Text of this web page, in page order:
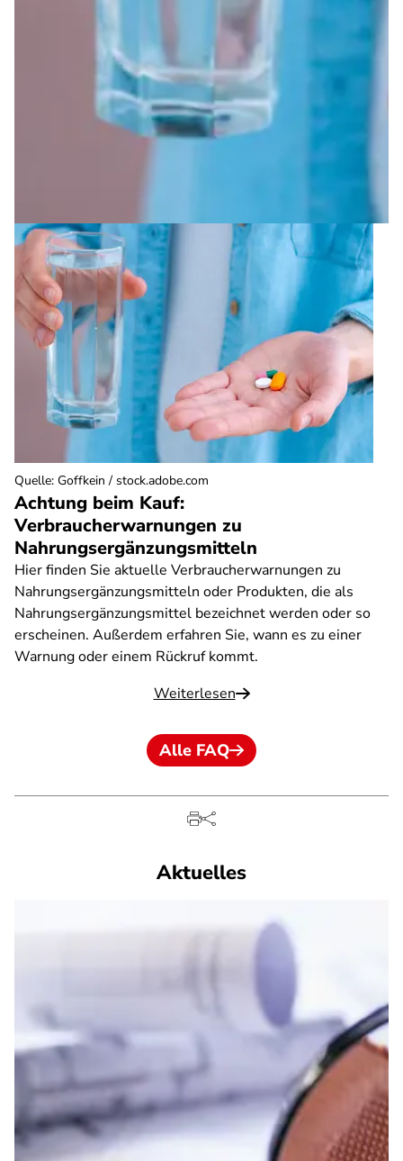
Achtung beim Kauf:
Verbraucherwarnungen zu
Nahrungsergänzungsmitteln
Hier finden Sie aktuelle Verbraucherwarnungen zu
Nahrungsergänzungsmitteln oder Produkten, die als
Nahrungsergänzungsmittel bezeichnet werden oder so
erscheinen. Außerdem erfahren Sie, wann es zu einer
Warnung oder einem Rückruf kommt.
Weiterlesen
Quelle: Goffkein / stock.adobe.com
Alle FAQ
Aktuelles